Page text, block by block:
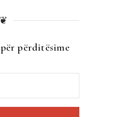
❦
përditësime